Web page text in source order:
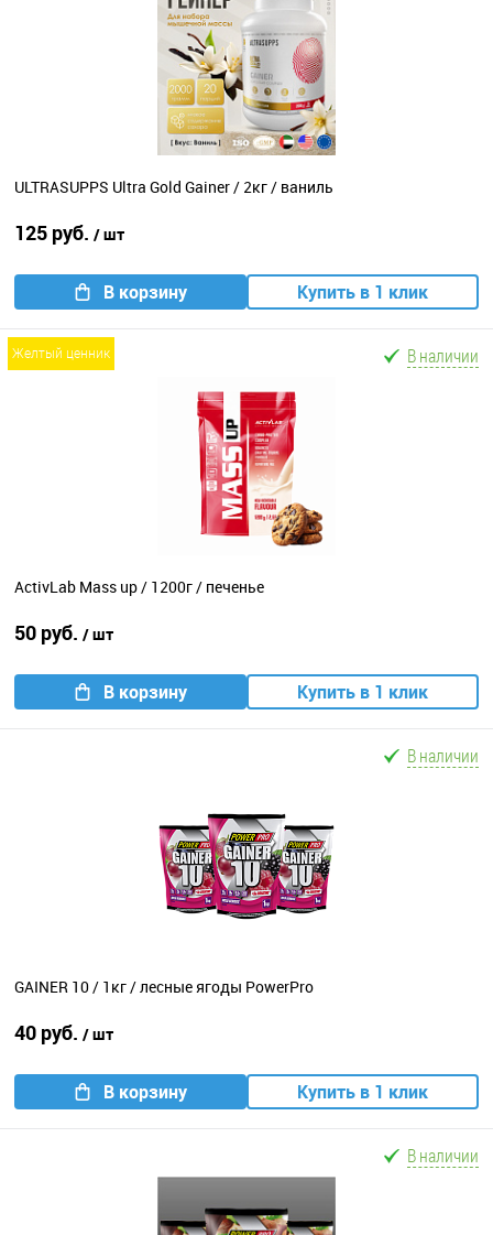
ULTRASUPPS Ultra Gold Gainer / 2кг / ваниль
125 руб. / шт
В корзину Купить в 1 клик
желтый ценник В наличии
ActivLab Mass up / 1200г / печенье
50 руб. / шт
В корзину Купить в 1 клик
В наличии
GAINER 10 / 1кг / лесные ягоды PowerPro
40 руб. / шт
В корзину Купить в 1 клик
В наличии